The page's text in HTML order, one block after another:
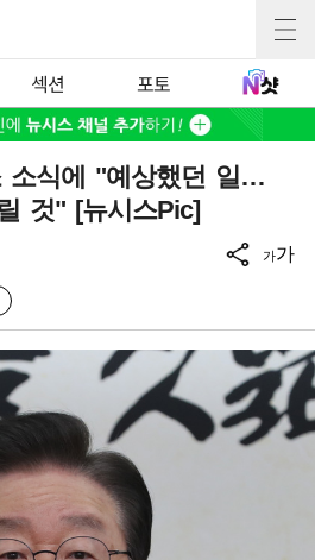
섹션 포토
소식에 "예상했던 일…
것" [뉴시스Pic]
가가